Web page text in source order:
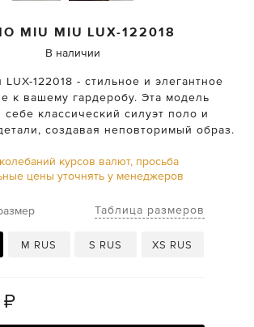
MIU MIU LUX-122018
В наличии
122018 - стильное и элегантное
к вашему гардеробу. Эта модель
себе классический силуэт поло и
создавая неповторимый образ.
курсов валют, просьба
цены уточнять у менеджеров
Таблица размеров
M RUS S RUS XS RUS
₽